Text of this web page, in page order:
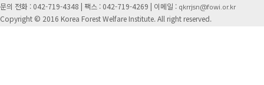
문의 전화 : 042-719-4348 | 팩스 : 042-719-4269 | 이메일 : qkrrjsn@fowi.or.kr
Copyright © 2016 Korea Forest Welfare Institute. All right reserved.